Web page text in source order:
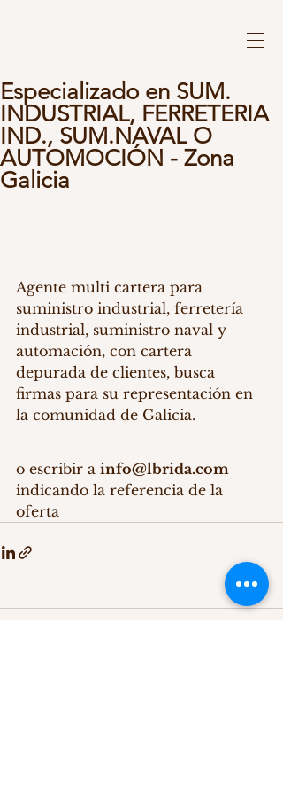
Especializado en SUM.
INDUSTRIAL, FERRETERIA
IND., SUM.NAVAL O
AUTOMOCIÓN - Zona
Galicia
Agente multi cartera para
suministro industrial, ferretería
industrial, suministro naval y
automación, con cartera
depurada de clientes, busca
firmas para su representación en
la comunidad de Galicia.
o escribir a info@lbrida.com
indicando la referencia de la
oferta